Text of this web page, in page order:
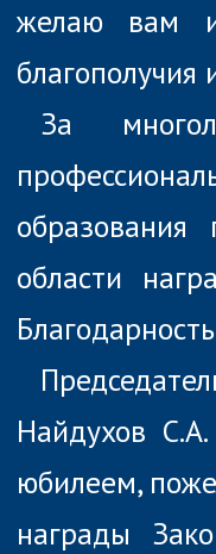
желаю вам и
благополучия
За
области
Найдухов
юбилеем,
награды